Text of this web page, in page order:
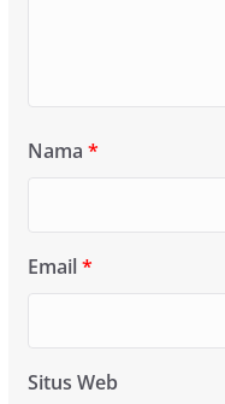
Nama *
Email*
Situs Web